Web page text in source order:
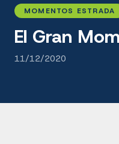
MOMENTOS ESTRADA
El Gran
11/12/2020